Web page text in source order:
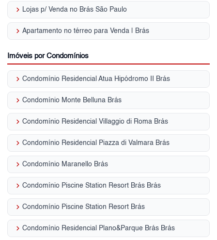
keyboard_arrow_right Lojas p/ Venda no Brás São Paulo
keyboard_arrow_right Apartamento no térreo para Venda | Brás
Imóveis por Condomínios
keyboard_arrow_right Condomínio Residencial Atua Hipódromo II Brás
keyboard_arrow_right Condomínio Monte Belluna Brás
keyboard_arrow_right Condomínio Residencial Villaggio di Roma Brás
keyboard_arrow_right Condomínio Residencial Piazza di Valmara Brás
keyboard_arrow_right Condomínio Maranello Brás
keyboard_arrow_right Condomínio Piscine Station Resort Brás Brás
keyboard_arrow_right Condomínio Piscine Station Resort Brás
keyboard_arrow_right Condomínio Residencial Plano&Parque Brás Brás